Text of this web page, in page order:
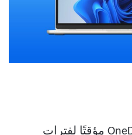
يمكنك إيقاف مزامنة OneDrive مؤقتًا لفترات